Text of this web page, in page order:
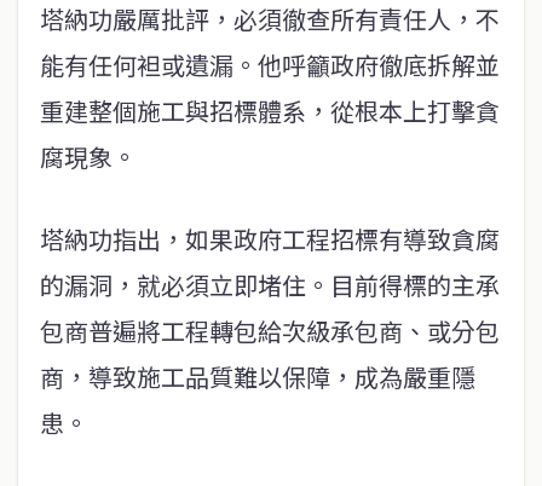
塔納功嚴厲批評，必須徹查所有責任人，不
能有任何袒或遺漏。他呼籲政府徹底拆解並
重建整個施工與招標體系，從根本上打擊貪
腐現象。
塔納功指出，如果政府工程招標有導致貪腐
的漏洞，就必須立即堵住。目前得標的主承
包商普遍將工程轉包給次級承包商、或分包
商，導致施工品質難以保障，成為嚴重隱
患。